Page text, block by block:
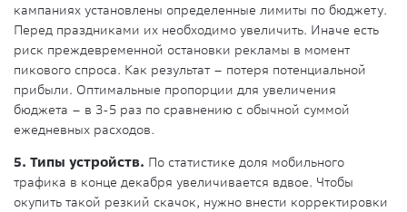
кампаниях установлены определенные лимиты по бюджету.
Перед праздниками их необходимо увеличить. Иначе есть
риск преждевременной остановки рекламы в момент
пикового спроса. Как результат – потеря потенциальной
прибыли. Оптимальные пропорции для увеличения
бюджета – в 3-5 раз по сравнению с обычной суммой
ежедневных расходов.
5. Типы устройств. По статистике доля мобильного
трафика в конце декабря увеличивается вдвое. Чтобы
окупить такой резкий скачок, нужно внести корректировки